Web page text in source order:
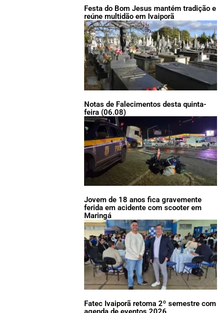
Festa do Bom Jesus mantém tradição e
reúne multidão em Ivaiporã
Notas de Falecimentos desta quinta-
feira (06.08)
Jovem de 18 anos fica gravemente
ferida em acidente com scooter em
Maringá
Fatec Ivaiporã retoma 2º semestre com